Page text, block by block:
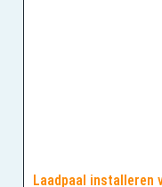
Laadpaal installeren